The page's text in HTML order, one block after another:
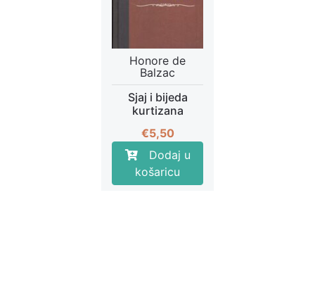
Honore de
Balzac
Sjaj i bijeda
kurtizana
€5,50
Dodaj u
košaricu